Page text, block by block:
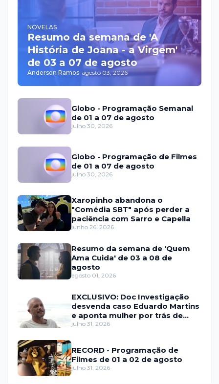
NOVELAS
Resumo da semana de 'A
História de Joana - a Virgem'
de 03 a 07 de agosto
Anderson Ramos-agosto 03, 2026
Globo - Programação Semanal
de 01 a 07 de agosto
julho 30, 2026
Globo - Programação de Filmes
de 01 a 07 de agosto
julho 30, 2026
Xaropinho abandona o
"Comédia SBT" após perder a
paciência com Sarro e Capella
junho 26, 2026
Resumo da semana de 'Quem
Ama Cuida' de 03 a 08 de
agosto
agosto 01, 2026
EXCLUSIVO: Doc Investigação
desvenda caso Eduardo Martins
e aponta mulher por trás de
fraude internacional
julho 31, 2026
RECORD - Programação de
Filmes de 01 a 02 de agosto
julho 31, 2026